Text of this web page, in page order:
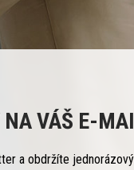
NA VÁŠ E-
a obdržíte